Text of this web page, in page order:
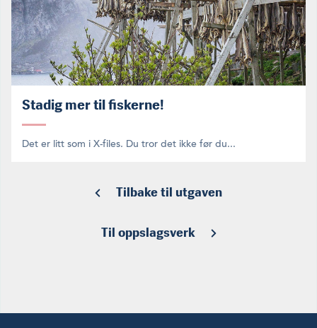
Stadig mer til fiskerne!
Det er litt som i X-files. Du tror det ikke før du...
Tilbake til utgaven
Til oppslagsverk